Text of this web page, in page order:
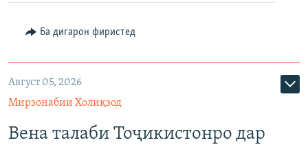
Ба дигарон фиристед
Август 05, 2026
Мирзонабии Холиқзод
Вена талаби Тоҷикистонро дар